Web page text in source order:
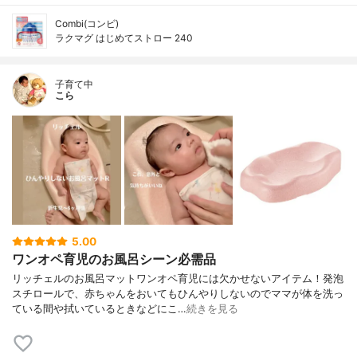
Combi(コンビ)
ラクマグ はじめてストロー 240
子育て中
こら
5.00
ワンオペ育児のお風呂シーン必需品
リッチェルのお風呂マットワンオペ育児には欠かせないアイテム！発泡
スチロールで、赤ちゃんをおいてもひんやりしないのでママが体を洗っ
ている間や拭いているときなどにこ…続きを見る